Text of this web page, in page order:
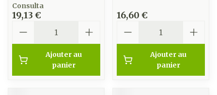
Consulta
19,13 €
Ajouter au
panier
16,60 €
Ajouter au
panier